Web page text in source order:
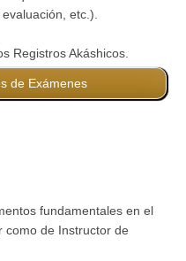
etc.).
Registros Akáshicos.
de Exámenes
fundamentales en el
como de Instructor de